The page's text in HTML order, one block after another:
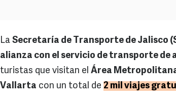
La Secretaría de Transporte de Jalisco
alianza con el servicio de transporte de
turistas que visitan el Área
Vallarta con un total de 2 mil viajes